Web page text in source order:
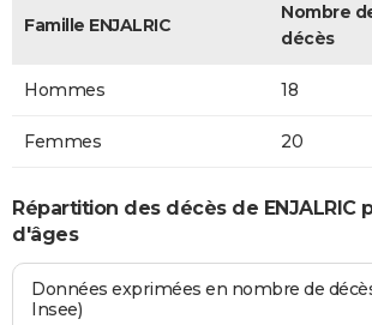
Famille ENJALRIC
Nombre
décès
Hommes 18
Femmes 20
Répartition des décès de ENJALRIC
d'âges
Données exprimées en nombre de
Insee)